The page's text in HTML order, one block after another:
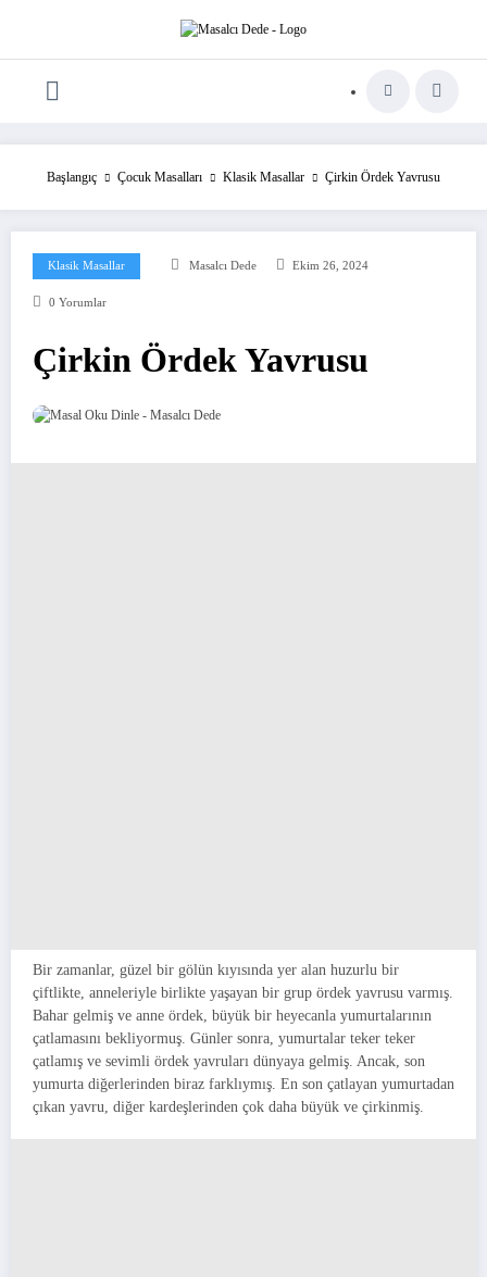
Başlangıç Çocuk Masalları Klasik Masallar Çirkin Ördek Yavrusu
Klasik Masallar Masalcı Dede Ekim 26, 2024
0 Yorumlar
Çirkin Ördek Yavrusu
Bir zamanlar, güzel bir gölün kıyısında yer alan huzurlu bir
çiftlikte, anneleriyle birlikte yaşayan bir grup ördek yavrusu varmış.
Bahar gelmiş ve anne ördek, büyük bir heyecanla yumurtalarının
çatlamasını bekliyormuş. Günler sonra, yumurtalar teker teker
çatlamış ve sevimli ördek yavruları dünyaya gelmiş. Ancak, son
yumurta diğerlerinden biraz farklıymış. En son çatlayan yumurtadan
çıkan yavru, diğer kardeşlerinden çok daha büyük ve çirkinmiş.